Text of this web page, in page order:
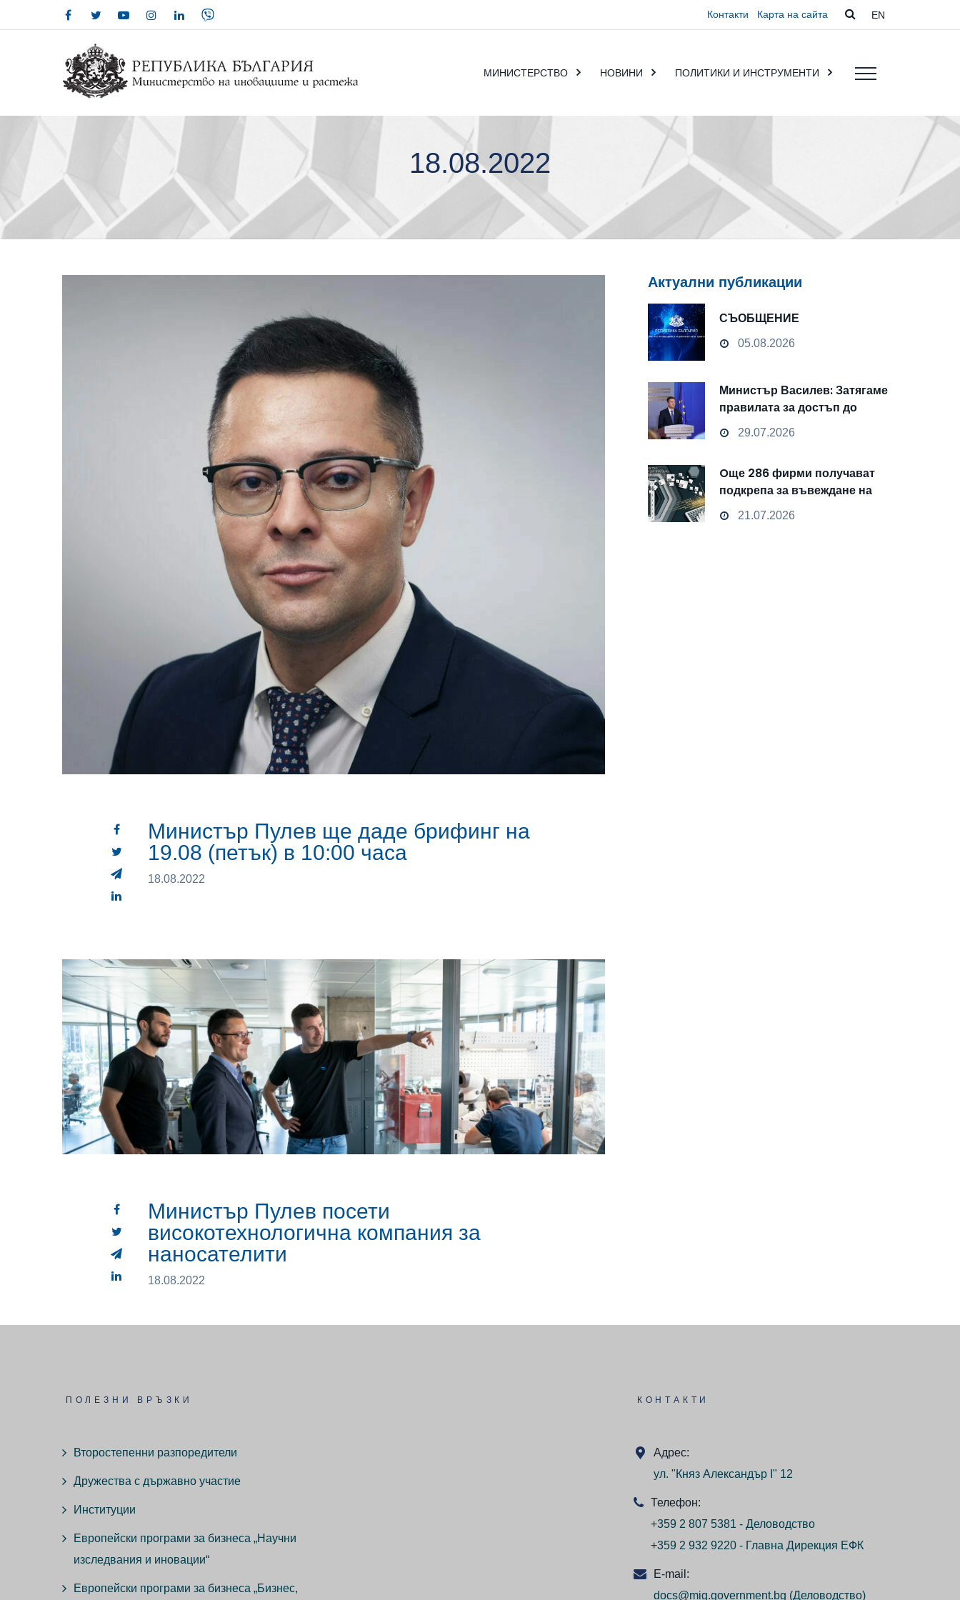
Контакти Карта на сайта EN
МИНИСТЕРСТВО НОВИНИ ПОЛИТИКИ И ИНСТРУМЕНТИ
18.08.2022
Министър Пулев ще даде брифинг на
19.08 (петък) в 10:00 часа
18.08.2022
Министър Пулев посети
високотехнологична компания за
наносателити
18.08.2022
Актуални публикации
СЪОБЩЕНИЕ
05.08.2026
Министър Василев: Затягаме
правилата за достъп до
чувствителни данни
29.07.2026
Oще 286 фирми получават
подкрепа за въвеждане на
изкуствен интелект и
облачни технологии
21.07.2026
ПОЛЕЗНИ ВРЪЗКИ
Второстепенни разпоредители
Дружества с държавно участие
Институции
Европейски програми за бизнеса „Научни
изследвания и иновации“
Европейски програми за бизнеса „Бизнес,
КОНТАКТИ
Адрес:
ул. "Княз Александър I" 12
Телефон:
+359 2 807 5381 - Деловодство
+359 2 932 9220 - Главна Дирекция ЕФК
E-mail:
docs@mig.government.bg (Деловодство)